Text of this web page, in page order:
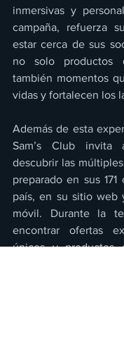
inmersivas y
campaña, refuerza
estar cerca de sus
no solo productos
también momentos
vidas y fortalecen los
Además de esta
Sam’s Club
descubrir las
preparado en sus
país, en su sitio web
móvil. Durante la
encontrar ofertas
únicos y productos